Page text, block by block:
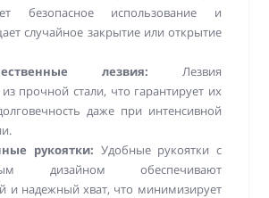
безопасное использование и
случайное закрытие или открытие
лезвия: Лезвия
прочной стали, что гарантирует их
даже при интенсивной
рукоятки: Удобные рукоятки с
дизайном обеспечивают
и надежный хват, что минимизирует